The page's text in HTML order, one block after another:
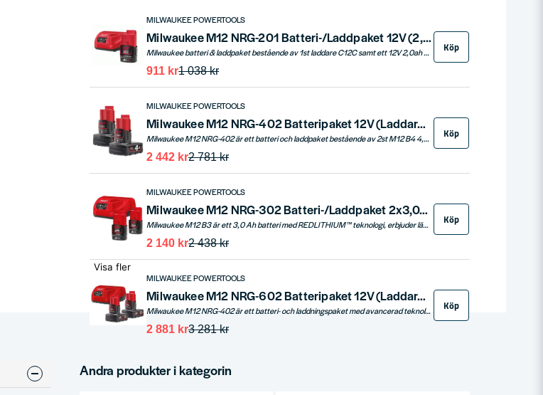
MILWAUKEE POWERTOOLS
Milwaukee M12 NRG-201 Batteri-/Laddpaket 12V (2,0ah)
Milwaukee batteri & laddpaket bestående av 1st laddare C12C samt ett 12V 2,0ah batteri.
1 038 kr
911 kr
Köp
MILWAUKEE POWERTOOLS
Milwaukee M12 NRG-402 Batteripaket 12V (Laddare + 2x4,0ah)
Milwaukee M12 NRG-402 är ett batteri och laddpaket bestående av 2st M12 B4 4,0ah batterier samt batteriladdare C12C för M12 batterier.
2 781 kr
2 442 kr
Köp
MILWAUKEE POWERTOOLS
Milwaukee M12 NRG-302 Batteri-/Laddpaket 2x3,0Ah
Milwaukee M12 B3 är ett 3,0 Ah batteri med REDLITHIUM™ teknologi, erbjuder längre driftstid och fler uppladdningar. C12-laddaren säkerställer snabb och effektiv laddning. Perfekt för tuffa applikationer med överbelastningsskydd och kan användas i kalla miljöer ner till -20°C.
2 438 kr
2 140 kr
Köp
MILWAUKEE POWERTOOLS
Milwaukee M12 NRG-602 Batteripaket 12V (Laddare + 2x6,0ah)
Milwaukee M12 NRG-402 är ett batteri- och laddningspaket med avancerad teknologi. Det innehåller 2 st M12 B4 4,0ah batterier och en C12C laddare. Tack vare REDLITHIUM™ och REDLINK™ teknik, erbjuder detta paket upp till 2,5x längre driftstid och upp till 20% mer kraft. Individuell cellövervakning maximerar produktivitet, medan integrerad svetsram och urladdningsskydd garanterar långvarig hållbarhet, även i tuffa förhållanden.
3 281 kr
2 881 kr
Köp
Visa fler
Andra produkter i kategorin